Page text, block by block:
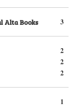
3
Alta Books
2
2
2
1